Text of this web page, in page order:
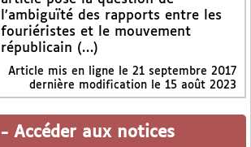
l’ambiguïté des rapports entre les
fouriéristes et le mouvement
républicain (…)
Article mis en ligne le 21 septembre 2017
dernière modification le 15 août 2023
- Accéder aux notices